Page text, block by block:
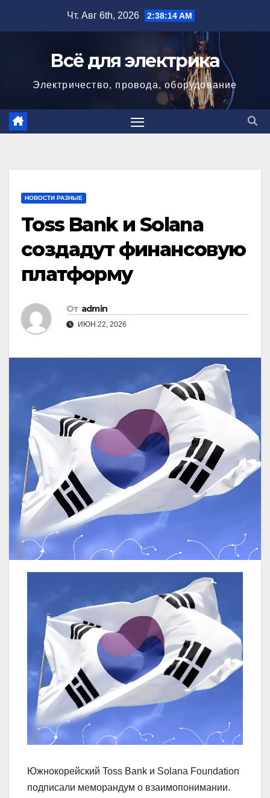
Чт. Авг 6th, 2026 2:38:15 AM
Всё для электрика
Электричество, провода, оборудование
НОВОСТИ РАЗНЫЕ
Toss Bank и Solana
создадут финансовую
платформу
От admin
ИЮН 22, 2026
Южнокорейский Toss Bank и Solana Foundation
подписали меморандум о взаимопонимании.